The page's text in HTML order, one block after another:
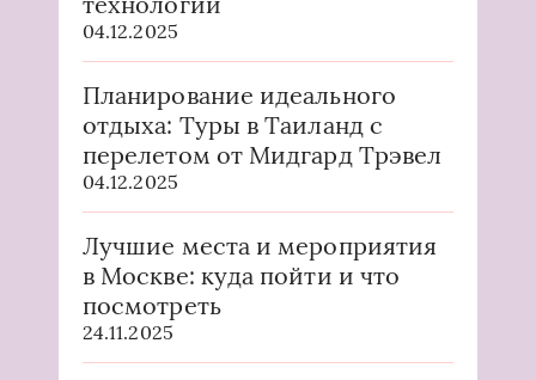
04.12.2025
Планирование идеального
отдыха: Туры в Таиланд с
перелетом от Мидгард Трэвел
04.12.2025
Лучшие места и мероприятия
в Москве: куда пойти и что
посмотреть
24.11.2025